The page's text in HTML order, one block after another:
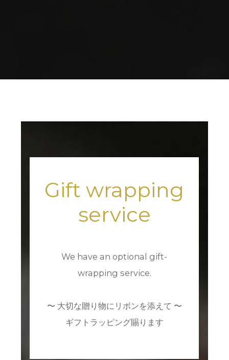
Gift wrapping
service
We have an optional gift-
wrapping service.
〜 大切な贈り物にリボンを添えて 〜
ギフトラッピング賜ります